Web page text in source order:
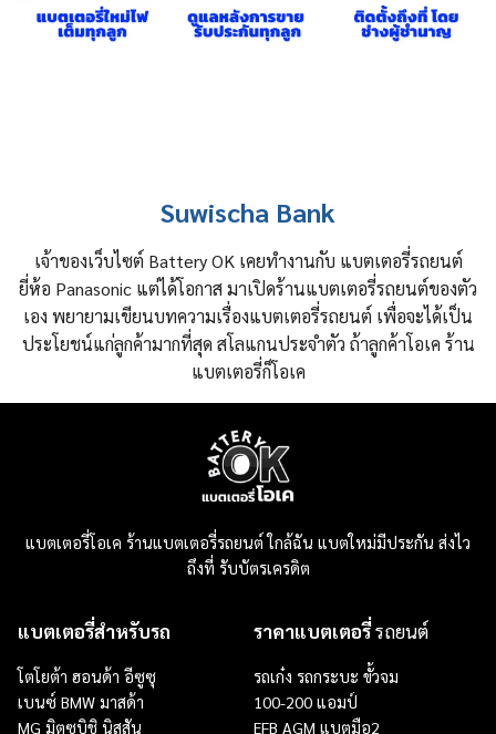
Suwischa Bank
เจ้าของเว็บไซต์ Battery OK เคยทำงานกับ แบตเตอรี่รถยนต์
ยี่ห้อ Panasonic แต่ได้โอกาส มาเปิดร้านแบตเตอรี่รถยนต์ของตัว
เอง พยายามเขียนบทความเรื่องแบตเตอรี่รถยนต์ เพื่อจะได้เป็น
ประโยชน์แก่ลูกค้ามากที่สุด สโลแกนประจำตัว ถ้าลูกค้าโอเค ร้าน
แบตเตอรี่ก็โอเค
แบตเตอรี่โอเค ร้านแบตเตอรี่รถยนต์ ใกล้ฉัน แบตใหม่มีประกัน ส่งไว
ถึงที่ รับบัตรเครดิต
แบตเตอรี่สำหรับรถ
โตโยต้า ฮอนด้า อีซูซุ
เบนซ์ BMW มาสด้า
MG มิตซูบิชิ นิสสัน
ราคาแบตเตอรี่รถยนต์
รถเก๋ง รถกระบะ ขั้วจม
100-200 แอมป์
EFB AGM แบตมือ2